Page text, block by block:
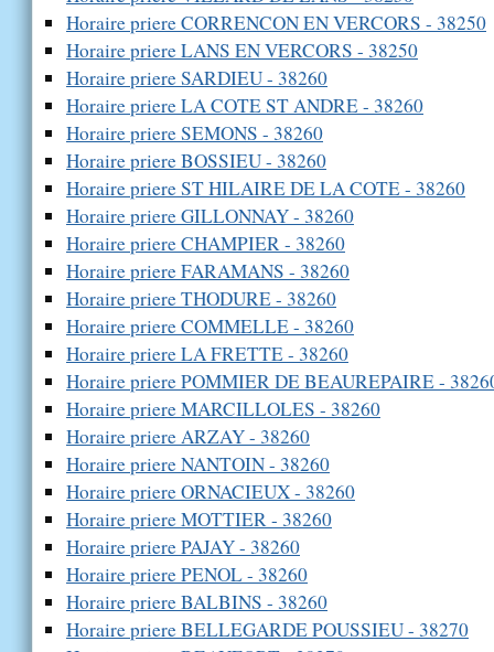
Horaire priere CORRENCON EN VERCORS - 38250
Horaire priere LANS EN VERCORS - 38250
Horaire priere SARDIEU - 38260
Horaire priere LA COTE ST ANDRE - 38260
Horaire priere SEMONS - 38260
Horaire priere BOSSIEU - 38260
Horaire priere ST HILAIRE DE LA COTE - 38260
Horaire priere GILLONNAY - 38260
Horaire priere CHAMPIER - 38260
Horaire priere FARAMANS - 38260
Horaire priere THODURE - 38260
Horaire priere COMMELLE - 38260
Horaire priere LA FRETTE - 38260
Horaire priere POMMIER DE BEAUREPAIRE -
Horaire priere MARCILLOLES - 38260
Horaire priere ARZAY - 38260
Horaire priere NANTOIN - 38260
Horaire priere ORNACIEUX - 38260
Horaire priere MOTTIER - 38260
Horaire priere PAJAY - 38260
Horaire priere PENOL - 38260
Horaire priere BALBINS - 38260
Horaire priere BELLEGARDE POUSSIEU - 38270